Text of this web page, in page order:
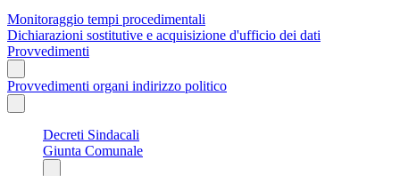
Monitoraggio tempi procedimentali
Dichiarazioni sostitutive e acquisizione d'ufficio dei dati
Provvedimenti
Provvedimenti organi indirizzo politico
Decreti Sindacali
Giunta Comunale